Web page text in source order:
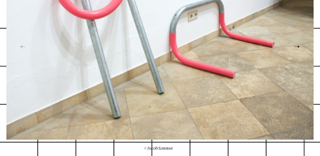
© Jacob Limmer
→
←